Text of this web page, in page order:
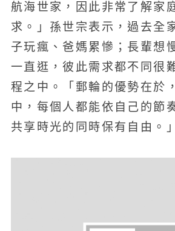
航海世家，因此非常了解家
求。」孫世宗表示，過去全
子玩瘋、爸媽累慘；長輩想
一直逛，彼此需求都不同很
程之中。「郵輪的優勢在於
中，每個人都能依自己的節
共享時光的同時保有自由。